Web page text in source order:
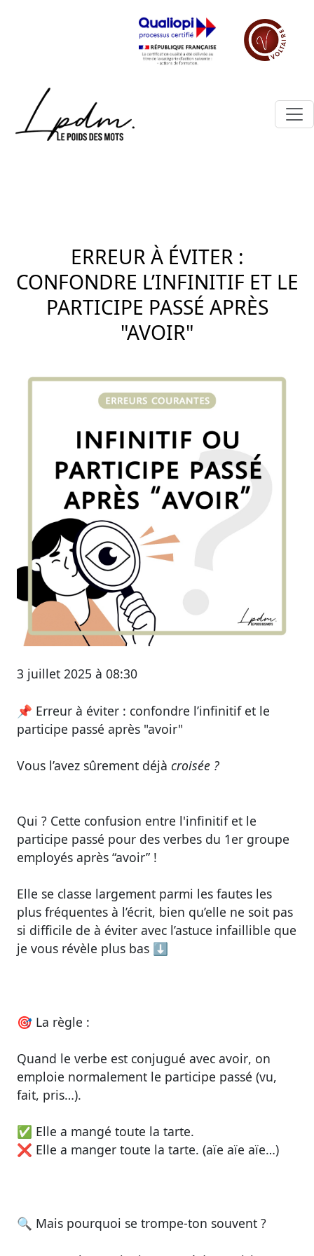
ERREUR À ÉVITER :
CONFONDRE L’INFINITIF ET LE
PARTICIPE PASSÉ APRÈS
"AVOIR"
3 juillet 2025 à 08:30
📌 Erreur à éviter : confondre l’infinitif et le
participe passé après "avoir"
Vous l’avez sûrement déjà croisée ?
Qui ? Cette confusion entre l'infinitif et le
participe passé pour des verbes du 1er groupe
employés après “avoir” !
Elle se classe largement parmi les fautes les
plus fréquentes à l’écrit, bien qu’elle ne soit pas
si difficile de à éviter avec l’astuce infaillible que
je vous révèle plus bas ⬇
🎯 La règle :
Quand le verbe est conjugué avec avoir, on
emploie normalement le participe passé (vu,
fait, pris…).
✅ Elle a mangé toute la tarte.
❌ Elle a manger toute la tarte. (aïe aïe aïe…)
🔍 Mais pourquoi se trompe-ton souvent ?